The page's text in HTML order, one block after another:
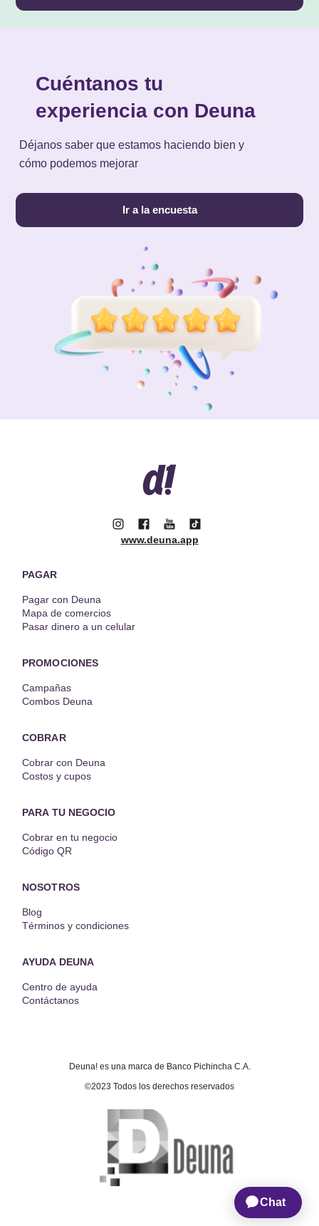
Cuéntanos tu
experiencia con Deuna
Déjanos saber que estamos haciendo bien y
cómo podemos mejorar
Ir a la encuesta
www.deuna.app
PAGAR
Pagar con Deuna
Mapa de comercios
Pasar dinero a un celular
PROMOCIONES
Campañas
Combos Deuna
COBRAR
Cobrar con Deuna
Costos y cupos
PARA TU NEGOCIO
Cobrar en tu negocio
Código QR
NOSOTROS
Blog
Términos y condiciones
AYUDA DEUNA
Centro de ayuda
Contáctanos
Deuna! es una marca de Banco Pichincha C.A.
©2023 Todos los derechos reservados